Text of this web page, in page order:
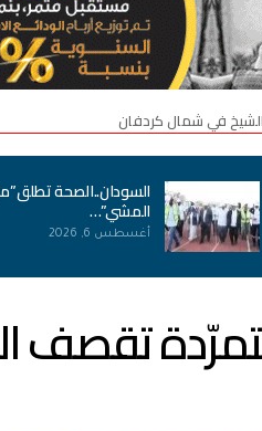
في شمال كردفان
السودان..الصحة
المشي”…
أغسطس 6, 2026
تقصف